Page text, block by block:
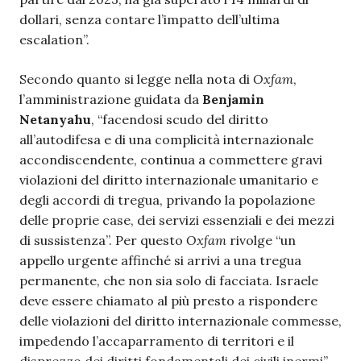
dollari, senza contare l’impatto dell’ultima
escalation”.
Secondo quanto si legge nella nota di Oxfam,
l’amministrazione guidata da Benjamin
Netanyahu, “facendosi scudo del diritto
all’autodifesa e di una complicità internazionale
accondiscendente, continua a commettere gravi
violazioni del diritto internazionale umanitario e
degli accordi di tregua, privando la popolazione
delle proprie case, dei servizi essenziali e dei mezzi
di sussistenza”. Per questo Oxfam rivolge “un
appello urgente affinché si arrivi a una tregua
permanente, che non sia solo di facciata. Israele
deve essere chiamato al più presto a rispondere
delle violazioni del diritto internazionale commesse,
impedendo l’accaparramento di territori e il